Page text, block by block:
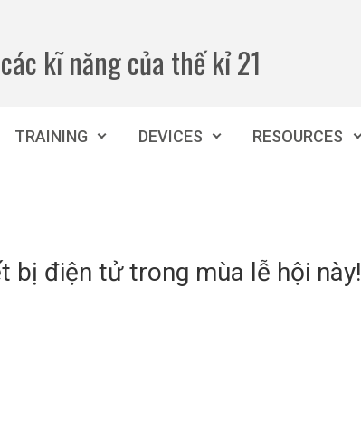
kĩ năng của thế kỉ 21
TRAINING DEVICES RESOURCES
bị điện tử trong mùa lễ hội này!